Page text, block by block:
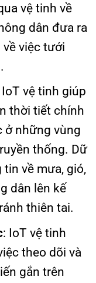
vệ tinh về
dân đưa ra
việc tưới
IoT vệ tinh giúp
thời tiết chính
ở những vùng
thống. Dữ
tin về mưa, gió,
dân lên kế
thiên tai.
: IoT vệ tinh
theo dõi và
gắn trên